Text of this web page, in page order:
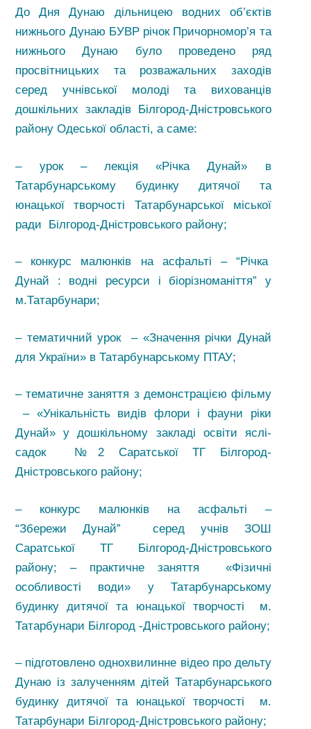
До Дня Дунаю дільницею водних об’єктів
нижнього Дунаю БУВР річок Причорномор’я та
нижнього Дунаю було проведено ряд
просвітницьких та розважальних заходів
серед учнівської молоді та вихованців
дошкільних закладів Білгород-Дністровського
району Одеської області, а саме:
– урок – лекція «Річка Дунай» в
Татарбунарському будинку дитячої та
юнацької творчості Татарбунарської міської
ради Білгород-Дністровського району;
– конкурс малюнків на асфальті – “Річка
Дунай : водні ресурси і біорізноманіття” у
м.Татарбунари;
– тематичний урок – «Значення річки Дунай
для України» в Татарбунарському ПТАУ;
– тематичне заняття з демонстрацією фільму
– «Унікальність видів флори і фауни ріки
Дунай» у дошкільному закладі освіти яслі-
садок №2 Саратської ТГ Білгород-
Дністровського району;
– конкурс малюнків на асфальті –
“Збережи Дунай” серед учнів ЗОШ
Саратської ТГ Білгород-Дністровського
району; – практичне заняття «Фізичні
особливості води» у Татарбунарському
будинку дитячої та юнацької творчості м.
Татарбунари Білгород -Дністровського району;
– підготовлено однохвилинне відео про дельту
Дунаю із залученням дітей Татарбунарського
будинку дитячої та юнацької творчості м.
Татарбунари Білгород-Дністровського району;